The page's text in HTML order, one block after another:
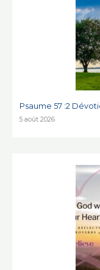
Psaume 57 :2
5 août 2026